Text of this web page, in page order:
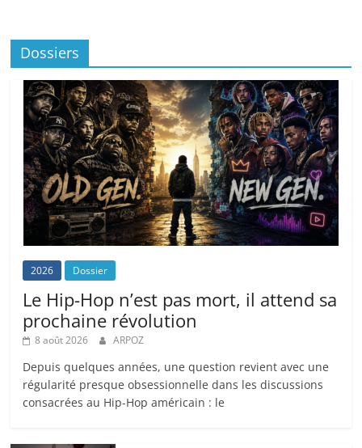
Dossiers
2026 Dossier
Le Hip-Hop n’est pas mort, il attend sa
prochaine révolution
8 août 2026 ARPOZ
Depuis quelques années, une question revient avec une
régularité presque obsessionnelle dans les discussions
consacrées au Hip-Hop américain : le